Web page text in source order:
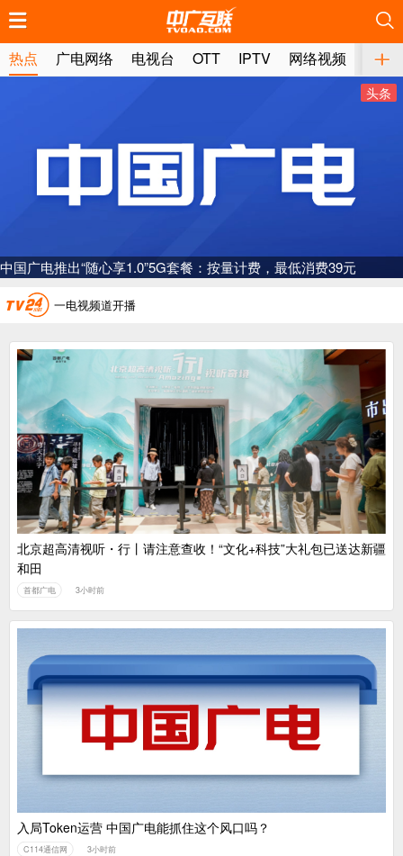
热点 广电网络 电视台 OTT IPTV 网络视频 媒体
头条
中国广电推出“随心享1.0”5G套餐：按量计费，最低消费39元
广电总局对互联网电视自动续费专项治理
AI赋能微短剧产业“沪8条”发布
一电视频道开播
“纵深推进”系统性变革，广电媒体如何发力？
“一省一网”，中国广电为何走了二十年？
广电总局对互联网电视自动续费专项治理
中国广电：编制一体化电视技术标准白皮书
推荐
北京超高清视听・行丨请注意查收！“文化+科技”大礼包已送达新疆
和田
首都广电 3小时前
推荐
入局Token运营 中国广电能抓住这个风口吗？
C114通信网 3小时前
推荐
推荐
推荐
推荐
推荐
推荐
推荐
推荐
推荐
推荐
推荐
推荐
推荐
推荐
推荐
推荐
推荐
推荐